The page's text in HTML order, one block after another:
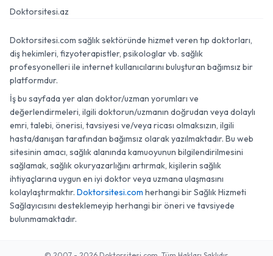
Doktorsitesi.az
Doktorsitesi.com sağlık sektöründe hizmet veren tıp doktorları,
diş hekimleri, fizyoterapistler, psikologlar vb. sağlık
profesyonelleri ile internet kullanıcılarını buluşturan bağımsız bir
platformdur.
İş bu sayfada yer alan doktor/uzman yorumları ve
değerlendirmeleri, ilgili doktorun/uzmanın doğrudan veya dolaylı
emri, talebi, önerisi, tavsiyesi ve/veya ricası olmaksızın, ilgili
hasta/danışan tarafından bağımsız olarak yazılmaktadır. Bu web
sitesinin amacı, sağlık alanında kamuoyunun bilgilendirilmesini
sağlamak, sağlık okuryazarlığını artırmak, kişilerin sağlık
ihtiyaçlarına uygun en iyi doktor veya uzmana ulaşmasını
kolaylaştırmaktır. Doktorsitesi.com herhangi bir Sağlık Hizmeti
Sağlayıcısını desteklemeyip herhangi bir öneri ve tavsiyede
bulunmamaktadır.